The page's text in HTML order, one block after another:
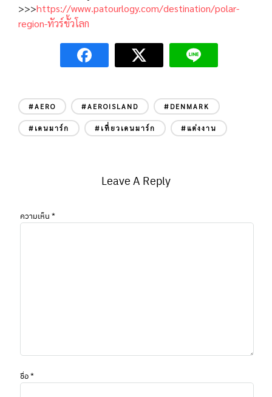
>>>https://www.patourlogy.com/destination/polar-
region-ทัวร์ขั้วโลก
#AERO #AEROISLAND #DENMARK
#เดนมาร์ก #เที่ยวเดนมาร์ก #แต่งงาน
Leave A Reply
ความเห็น *
ชื่อ*